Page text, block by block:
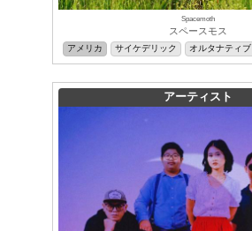
Spacemoth
スペースモス
アメリカ サイケデリック オルタナティブ
アーティスト